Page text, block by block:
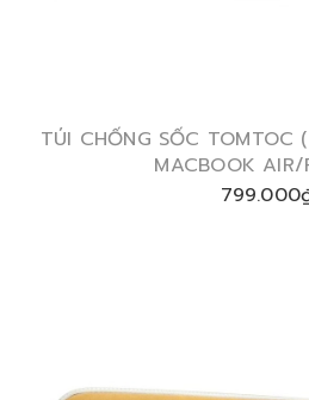
TÚI CHỐNG SỐC TOMTOC
MACBOOK AIR/